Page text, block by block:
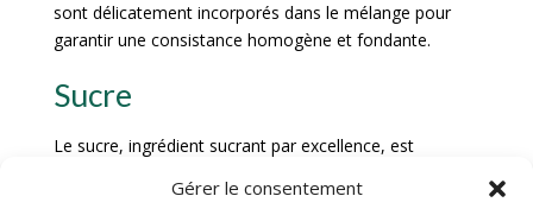
Gérer le consentement
sont délicatement incorporés dans le mélange pour
garantir une consistance homogène et fondante.
Sucre
Le sucre, ingrédient sucrant par excellence, est
douceur incomparable. Sa cristallisation contrôlée et sa